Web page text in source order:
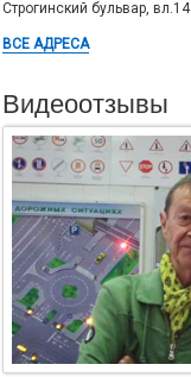
Строгинский бульвар, вл.14
ВСЕ АДРЕСА
Видеоотзывы